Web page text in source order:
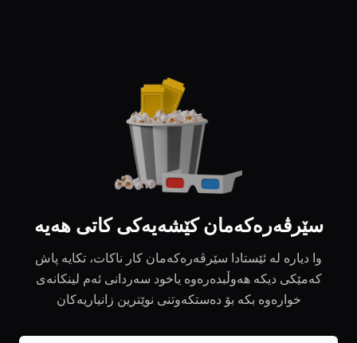
سێرڤەرەکەمان کێشەیەکی کاتی هەیە
وا دیارە لە ئێستادا سێرڤەرەکەمان کار ناکات، تکایە پاش
کەمێکی دیکە هەوڵبدەرەوە یاخود سەردانی ئەم لینکانەی
خوارەوە بکە بۆ دەستکەوتنی نوێترین زانیاریەکان